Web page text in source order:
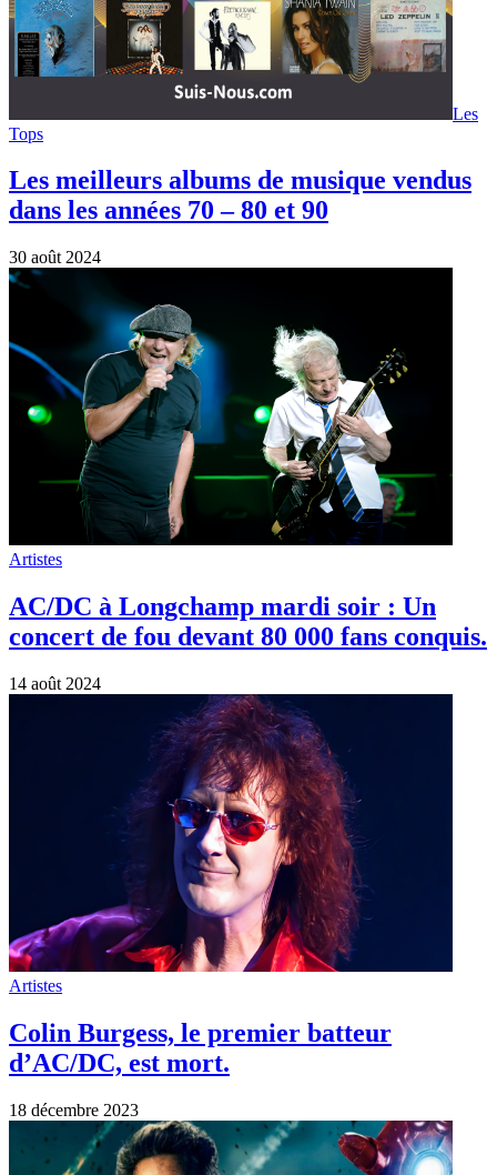
Les
Tops
Les meilleurs albums de musique vendus
dans les années 70 – 80 et 90
30 août 2024
Artistes
AC/DC à Longchamp mardi soir : Un
concert de fou devant 80 000 fans conquis.
14 août 2024
Artistes
Colin Burgess, le premier batteur
d’AC/DC, est mort.
18 décembre 2023